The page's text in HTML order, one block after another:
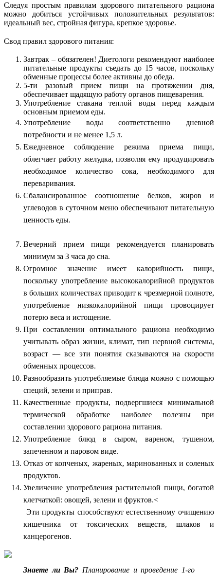
Следуя простым правилам здорового питательного рациона
можно добиться устойчивых положительных результатов:
идеальный вес, стройная фигура, крепкое здоровье.
Свод правил здорового питания:
Завтрак – обязателен! Диетологи рекомендуют наиболее
питательные продукты съедать до 15 часов, поскольку
обменные процессы более активны до обеда.
5-ти разовый прием пищи на протяжении дня,
обеспечивает щадящую работу органов пищеварения.
Употребление стакана теплой воды перед каждым
основным приемом еды.
Употребление воды соответственно дневной
потребности и не менее 1,5 л.
Ежедневное соблюдение режима приема пищи,
облегчает работу желудка, позволяя ему продуцировать
необходимое количество сока, необходимого для
переваривания.
Сбалансированное соотношение белков, жиров и
углеводов в суточном меню обеспечивают питательную
ценность еды.
Вечерний прием пищи рекомендуется планировать
минимум за 3 часа до сна.
Огромное значение имеет калорийность пищи,
поскольку употребление высококалорийной продуктов
в больших количествах приводит к чрезмерной полноте,
употребление низкокалорийной пищи провоцирует
потерю веса и истощение.
При составлении оптимального рациона необходимо
учитывать образ жизни, климат, тип нервной системы,
возраст — все эти понятия сказываются на скорости
обменных процессов.
Разнообразить употребляемые блюда можно с помощью
специй, зелени и приправ.
Качественные продукты, подвергшиеся минимальной
термической обработке наиболее полезны при
составлении здорового рациона питания.
Употребление блюд в сыром, вареном, тушеном,
запеченном и паровом виде.
Отказ от копченых, жареных, маринованных и соленых
продуктов.
Увеличение употребления растительной пищи, богатой
клетчаткой: овощей, зелени и фруктов.<
Эти продукты способствуют естественному очищению
кишечника от токсических веществ, шлаков и
канцерогенов.
Знаете ли Вы? Планирование и проведение 1-го